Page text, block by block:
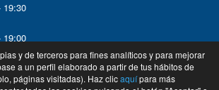
19:30
19:00
y de terceros para fines analíticos y para mejorar
a un perfil elaborado a partir de tus hábitos de
páginas visitadas). Haz clicaquípara más